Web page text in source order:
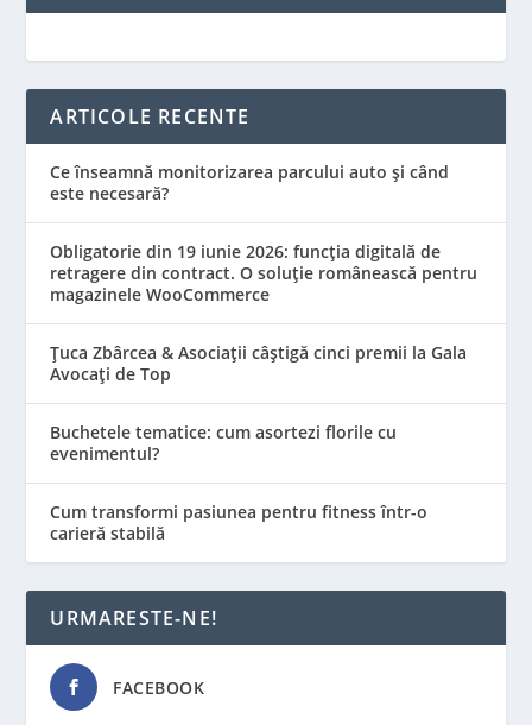
ARTICOLE RECENTE
Ce înseamnă monitorizarea parcului auto și când
este necesară?
Obligatorie din 19 iunie 2026: funcția digitală de
retragere din contract. O soluție românească pentru
magazinele WooCommerce
Țuca Zbârcea & Asociații câștigă cinci premii la Gala
Avocați de Top
Buchetele tematice: cum asortezi florile cu
evenimentul?
Cum transformi pasiunea pentru fitness într-o
carieră stabilă
URMARESTE-NE!
FACEBOOK